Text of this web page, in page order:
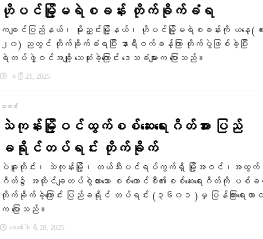
ဟိုပင်မြို့မရဲစခန်း တိုက်ခိုက်ခံရ
ကချင်ပြည်နယ်၊ မိုးညှင်းမြို့နယ်၊ ဟိုပင်မြို့မရဲစခန်းကို ယနေ့(ဧ
၂၀) ညတွင် တိုက်ခိုက်ခံရပြီး နာရီဝက်ခန့်ကြာ တိုက်ပွဲဖြစ်ခဲ့ပြီး
ရဲတပ်ဖွဲ့ဝင်အချို့ သေဆုံးခဲ့ကြောင်း ဒေသခံများက ပြောသည်။
ဧပြီ 21, 2025
သတင်း
သဲကုန်းမြို့ဝင်ထွက်စစ်ဆေးရေးဂိတ်အား ပြည်
ခရိုင်တပ်ရင်း တိုက်ခိုက်
ပဲခူးတိုင်း၊ သဲကုန်းမြို့၊ တယ်သီးပင်ရပ်ကွက်ရှိ မြို့အဝင်၊အထွက်
ဂိတ်၌ အထိုင်ချတပ်စွဲထားသော စစ်ကောင်စီ၏စစ်ဆေးရေးဂိတ်ကို ပစ်
တိုက်ခိုက်ခဲ့ကြောင်း ပြည်ခရိုင် တပ်ရင်း (၃၆၀၁ )မှ ပြန်ကြားရေးတ
က ပြောသည်။
ဖေ‌ဖော်ဝါရီ 28, 2025